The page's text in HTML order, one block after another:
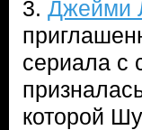
3. Джейми
сериала с
которой